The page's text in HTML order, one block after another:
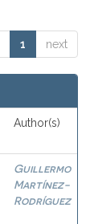
1 next
Author(s)
Guillermo
Martínez-
Rodríguez